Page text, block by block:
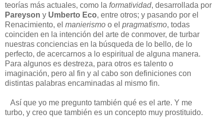
teorías más actuales, como la formatividad, desarrollada por
Pareyson y Umberto Eco, entre otros; y pasando por el
Renacimiento, el manierismo o el pragmatismo, todas
coinciden en la intención del arte de conmover, de turbar
nuestras conciencias en la búsqueda de lo bello, de lo
perfecto, de acercarnos a lo espiritual de alguna manera.
Para algunos es destreza, para otros es talento o
imaginación, pero al fin y al cabo son definiciones con
distintas palabras encaminadas al mismo fin.
Así que yo me pregunto también qué es el arte. Y me
turbo, y creo que también es un concepto muy prostituido.